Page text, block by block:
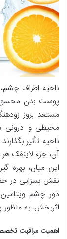
ناحیه اطراف
پوست بدن
مستعد بروز
محیطی و درونی
ناحیه تأثیر
آن، جزء لاینفک
این میان، بهره
نقش بسزایی در
اثربخش، به
اهمیت مراقبت